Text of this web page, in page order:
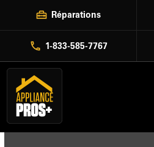
Réparations
1-833-585-7767